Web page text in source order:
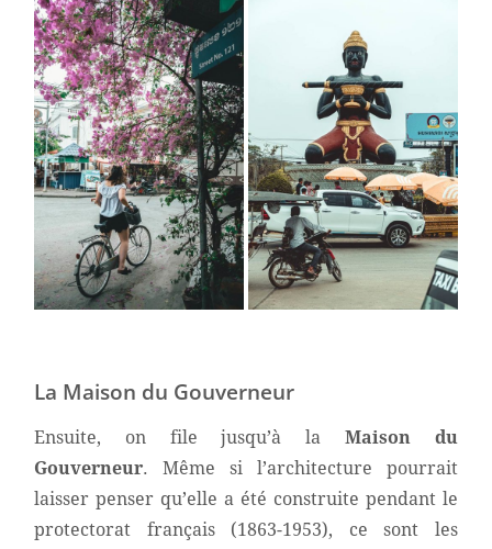
La Maison du Gouverneur
Ensuite, on file jusqu’à la Maison du
Gouverneur. Même si l’architecture pourrait
laisser penser qu’elle a été construite pendant le
protectorat français (1863-1953), ce sont les